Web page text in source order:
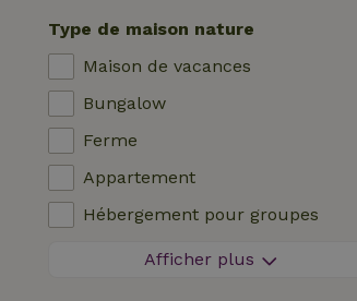
Réservation instantanée
Machine à laver
Lave-vaisselle
Meubles de jardin
Accès à Internet (WiFi)
Réfrigérateur avec compartiment
congélateur
Type de maison nature
Maison de vacances
Bungalow
Ferme
Appartement
Hébergement pour groupes
MaisonnetteAfficher plus